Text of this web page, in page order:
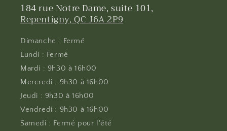
184 rue Notre Dame, suite 101,
Repentigny, QC J6A 2P9
Dimanche : Fermé
Lundi : Fermé
Mardi : 9h30 à 16h00
Mercredi : 9h30 à 16h00
Jeudi : 9h30 à 16h00
Vendredi : 9h30 à 16h00
Samedi : Fermé pour l'été